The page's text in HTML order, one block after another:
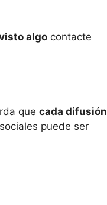
algo contacte
que cada difusión
puede ser